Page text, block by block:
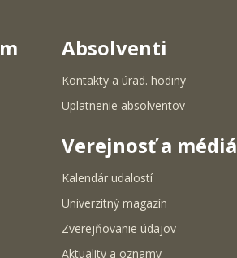
Absolventi
Kontakty a úrad. hodiny
Uplatnenie absolventov
Verejnosť a médiá
Kalendár udalostí
Univerzitný magazín
Zverejňovanie údajov
Aktuality a oznamy